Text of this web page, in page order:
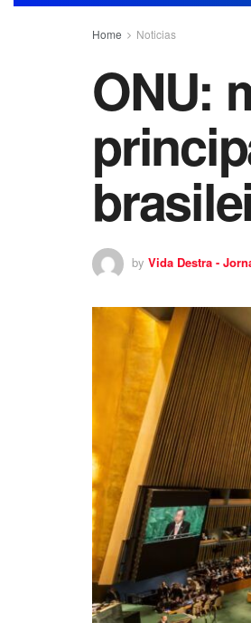
Home Noticias
ONU:
by Vida Destra -